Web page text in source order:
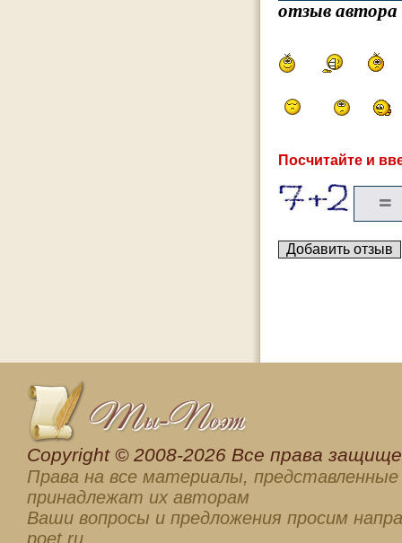
отзыв
Посчитайте и
Сopyright © 2008-2026 Все права
Права на все материалы, представленные
принадлежат их авторам
Ваши вопросы и предложения просим
poet.ru